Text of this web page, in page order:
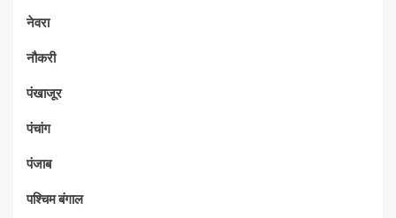
नेवरा
नौकरी
पंखाजूर
पंचांग
पंजाब
पश्चिम बंगाल